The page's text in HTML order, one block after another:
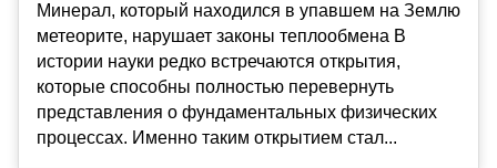
Минерал, который находился в упавшем на Землю
метеорите, нарушает законы теплообмена В
истории науки редко встречаются открытия,
которые способны полностью перевернуть
представления о фундаментальных физических
процессах. Именно таким открытием стал...